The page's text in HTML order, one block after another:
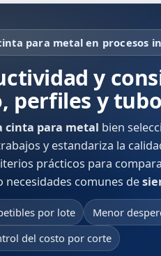
para metal en procesos
y
perfiles y
cinta para metal bien
y estandariza la
prácticos para
necesidades comunes de
por lote
Menor
del costo por corte